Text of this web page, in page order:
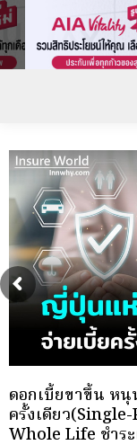
กองทุนประกันวิน
บุคคลเพื่อตัดเลือก
กองทุนประกันวิน